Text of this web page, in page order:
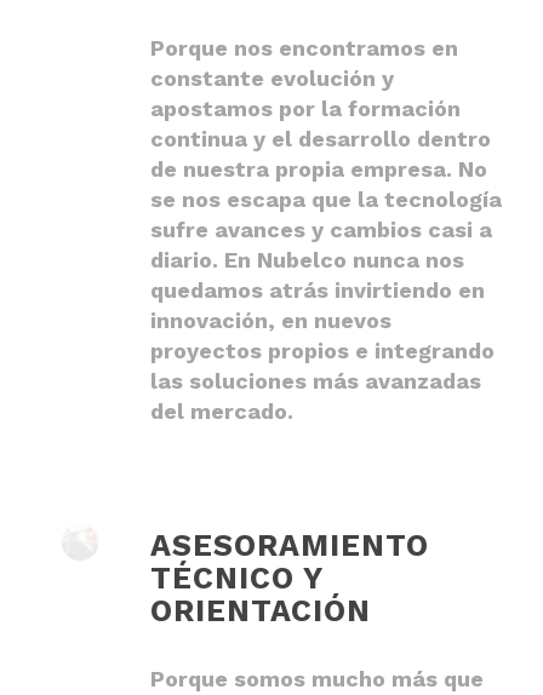
Porque nos encontramos en
constante evolución y
apostamos por la formación
continua y el desarrollo dentro
de nuestra propia empresa. No
se nos escapa que la tecnología
sufre avances y cambios casi a
diario. En Nubelco nunca nos
quedamos atrás invirtiendo en
innovación, en nuevos
proyectos propios e integrando
las soluciones más avanzadas
del mercado.
ASESORAMIENTO
TÉCNICO Y
ORIENTACIÓN
Porque somos mucho más que